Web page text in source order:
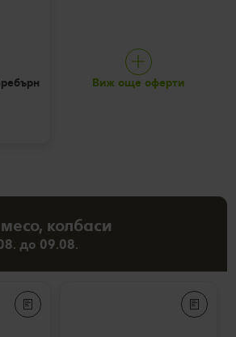
Виж още оферти
колбаси
до 09.08.